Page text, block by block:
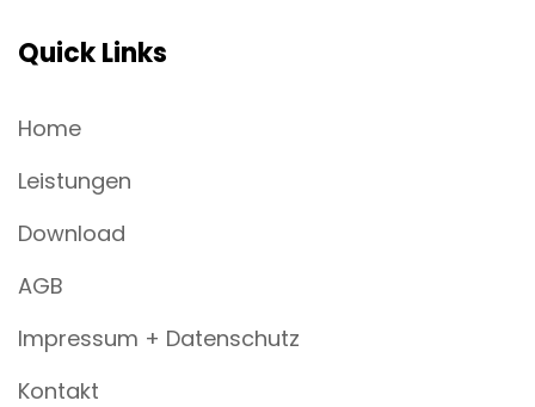
Quick Links
Home
Leistungen
Download
AGB
Impressum + Datenschutz
Kontakt